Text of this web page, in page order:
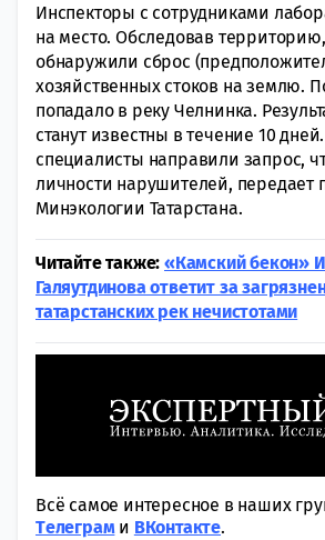
Инспекторы с сотрудниками
на место. Обследовав
обнаружили сброс
хозяйственных стоков на землю.
попадало в реку Челнинка.
станут известны в течение 10
специалисты направили запрос,
личности нарушителей, передает
Минэкологии Татарстана.
Читайте также:«Камский бекон»
Галяутдинова ответит за
татарстанских рек нечистотами
Всё самое интересное в наших
Tелеграми ВКонтакте.